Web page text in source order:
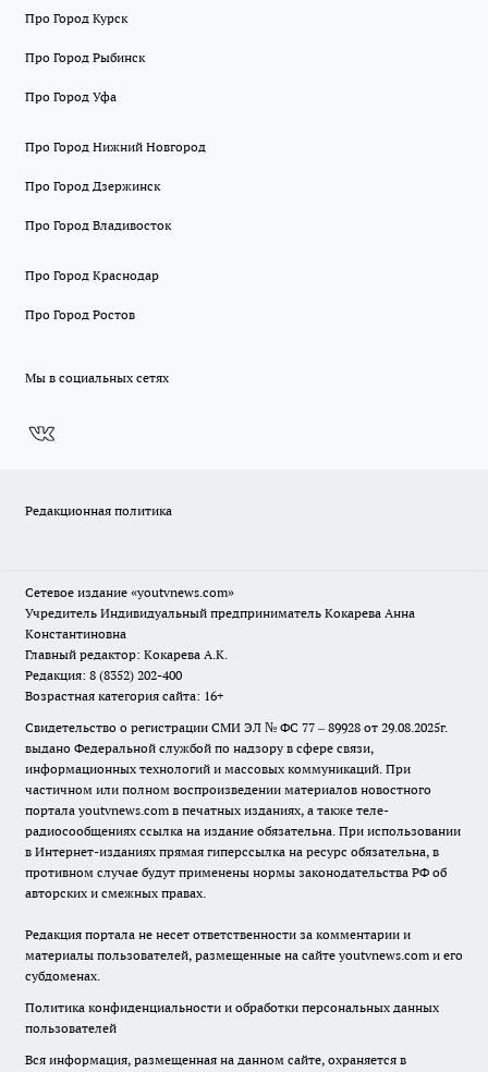
Про Город Курск
Про Город Рыбинск
Про Город Уфа
Про Город Нижний Новгород
Про Город Дзержинск
Про Город Владивосток
Про Город Краснодар
Про Город Ростов
Мы в социальных сетях
Редакционная политика
Сетевое издание «youtvnews.com»
Учредитель Индивидуальный предприниматель Кокарева Анна
Константиновна
Главный редактор: Кокарева А.К.
Редакция: 8 (8352) 202-400
Возрастная категория сайта: 16+
Свидетельство о регистрации СМИ ЭЛ № ФС 77 – 89928 от 29.08.2025г.
выдано Федеральной службой по надзору в сфере связи,
информационных технологий и массовых коммуникаций. При
частичном или полном воспроизведении материалов новостного
портала youtvnews.com в печатных изданиях, а также теле-
радиосообщениях ссылка на издание обязательна. При использовании
в Интернет-изданиях прямая гиперссылка на ресурс обязательна, в
противном случае будут применены нормы законодательства РФ об
авторских и смежных правах.
Редакция портала не несет ответственности за комментарии и
материалы пользователей, размещенные на сайте youtvnews.com и его
субдоменах.
Политика конфиденциальности и обработки персональных данных
пользователей
Вся информация, размещенная на данном сайте, охраняется в